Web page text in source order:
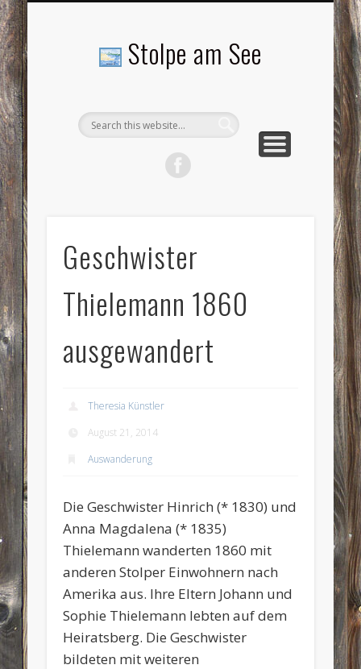
Stolpe am See
Geschwister
Thielemann 1860
ausgewandert
Theresia Künstler
August 21, 2014
Auswanderung
Die Geschwister Hinrich (* 1830) und
Anna Magdalena (* 1835)
Thielemann wanderten 1860 mit
anderen Stolper Einwohnern nach
Amerika aus. Ihre Eltern Johann und
Sophie Thielemann lebten auf dem
Heiratsberg. Die Geschwister
bildeten mit weiteren